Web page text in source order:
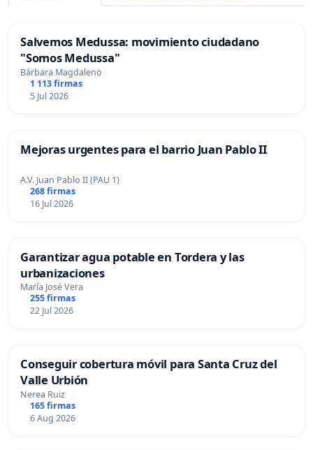
Salvemos Medussa: movimiento ciudadano
"Somos Medussa"
Bárbara Magdaleno
1 113 firmas
5 Jul 2026
Mejoras urgentes para el barrio Juan Pablo II
A.V. Juan Pablo II (PAU 1)
268 firmas
16 Jul 2026
Garantizar agua potable en Tordera y las
urbanizaciones
María José Vera
255 firmas
22 Jul 2026
Conseguir cobertura móvil para Santa Cruz del
Valle Urbión
Nerea Ruiz
165 firmas
6 Aug 2026